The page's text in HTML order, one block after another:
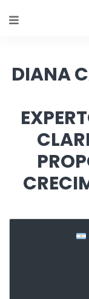
DIANA